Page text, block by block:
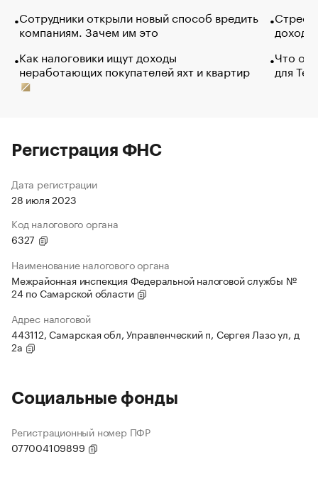
Сотрудники открыли новый способ вредить
компаниям. Зачем им это
Как налоговики ищут доходы
неработающих покупателей яхт и квартир
Что
для
Регистрация ФНС
Дата регистрации
28 июля 2023
Код налогового органа
6327
Наименование налогового органа
Межрайонная инспекция Федеральной налоговой службы №
24 по Самарской области
Адрес налоговой
443112, Самарская обл, Управленческий п, Сергея Лазо ул, д
2а
Социальные фонды
Регистрационный номер ПФР
077004109899